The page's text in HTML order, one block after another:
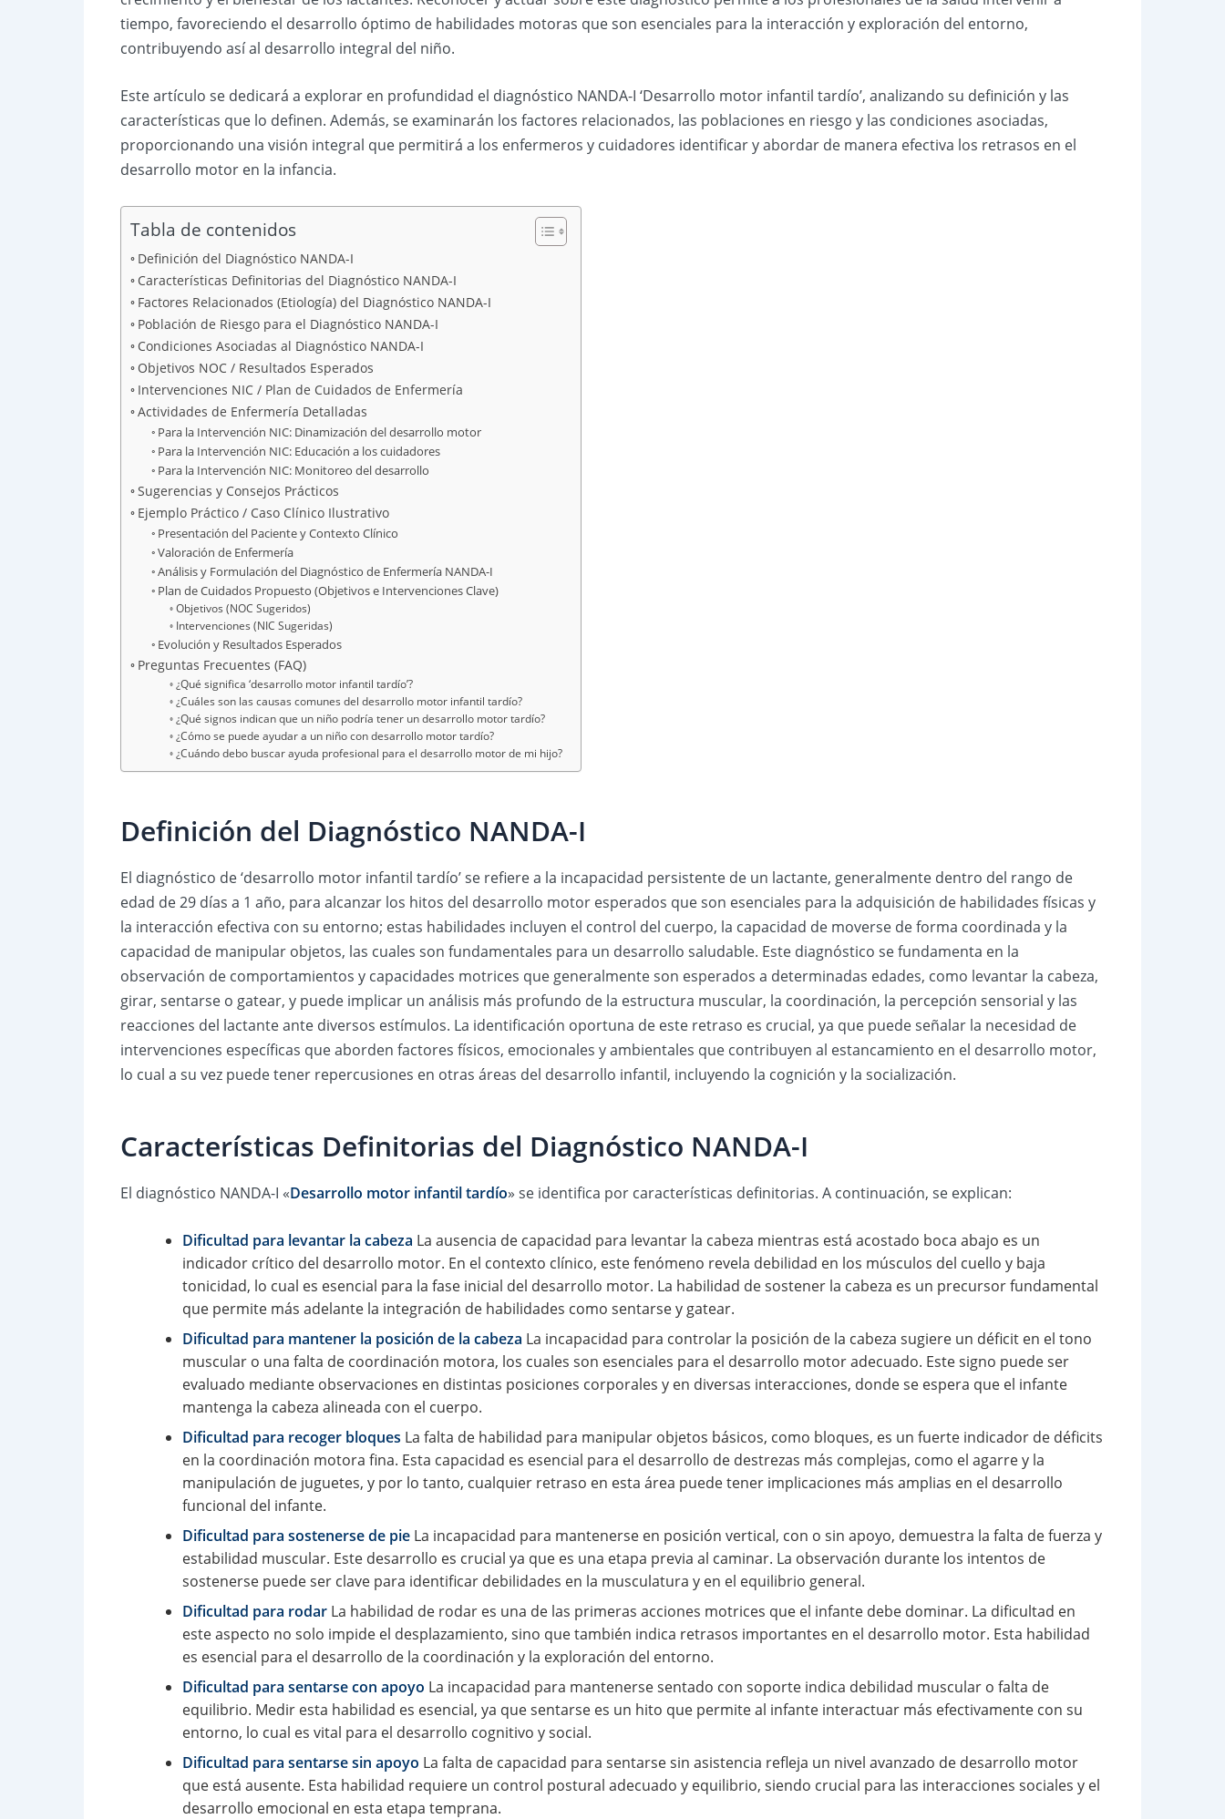
tiempo, favoreciendo el desarrollo óptimo de habilidades motoras que son esenciales para la interacción y exploración del entorno,
contribuyendo así al desarrollo integral del niño.
Este artículo se dedicará a explorar en profundidad el diagnóstico NANDA-I ‘Desarrollo motor infantil tardío’, analizando su definición y las
características que lo definen. Además, se examinarán los factores relacionados, las poblaciones en riesgo y las condiciones asociadas,
proporcionando una visión integral que permitirá a los enfermeros y cuidadores identificar y abordar de manera efectiva los retrasos en el
desarrollo motor en la infancia.
Tabla de contenidos
Definición del Diagnóstico NANDA-I
Características Definitorias del Diagnóstico NANDA-I
Factores Relacionados (Etiología) del Diagnóstico NANDA-I
Población de Riesgo para el Diagnóstico NANDA-I
Condiciones Asociadas al Diagnóstico NANDA-I
Objetivos NOC / Resultados Esperados
Intervenciones NIC / Plan de Cuidados de Enfermería
Actividades de Enfermería Detalladas
Para la Intervención NIC: Dinamización del desarrollo motor
Para la Intervención NIC: Educación a los cuidadores
Para la Intervención NIC: Monitoreo del desarrollo
Sugerencias y Consejos Prácticos
Ejemplo Práctico / Caso Clínico Ilustrativo
Presentación del Paciente y Contexto Clínico
Valoración de Enfermería
Análisis y Formulación del Diagnóstico de Enfermería NANDA-I
Plan de Cuidados Propuesto (Objetivos e Intervenciones Clave)
Objetivos (NOC Sugeridos)
Intervenciones (NIC Sugeridas)
Evolución y Resultados Esperados
Preguntas Frecuentes (FAQ)
¿Qué significa ‘desarrollo motor infantil tardío’?
¿Cuáles son las causas comunes del desarrollo motor infantil tardío?
¿Qué signos indican que un niño podría tener un desarrollo motor tardío?
¿Cómo se puede ayudar a un niño con desarrollo motor tardío?
¿Cuándo debo buscar ayuda profesional para el desarrollo motor de mi hijo?
Definición del Diagnóstico NANDA-I
El diagnóstico de ‘desarrollo motor infantil tardío’ se refiere a la incapacidad persistente de un lactante, generalmente dentro del rango de
edad de 29 días a 1 año, para alcanzar los hitos del desarrollo motor esperados que son esenciales para la adquisición de habilidades físicas y
la interacción efectiva con su entorno; estas habilidades incluyen el control del cuerpo, la capacidad de moverse de forma coordinada y la
capacidad de manipular objetos, las cuales son fundamentales para un desarrollo saludable. Este diagnóstico se fundamenta en la
observación de comportamientos y capacidades motrices que generalmente son esperados a determinadas edades, como levantar la cabeza,
girar, sentarse o gatear, y puede implicar un análisis más profundo de la estructura muscular, la coordinación, la percepción sensorial y las
reacciones del lactante ante diversos estímulos. La identificación oportuna de este retraso es crucial, ya que puede señalar la necesidad de
intervenciones específicas que aborden factores físicos, emocionales y ambientales que contribuyen al estancamiento en el desarrollo motor,
lo cual a su vez puede tener repercusiones en otras áreas del desarrollo infantil, incluyendo la cognición y la socialización.
Características Definitorias del Diagnóstico NANDA-I
El diagnóstico NANDA-I «Desarrollo motor infantil tardío» se identifica por características definitorias. A continuación, se explican:
Dificultad para levantar la cabeza La ausencia de capacidad para levantar la cabeza mientras está acostado boca abajo es un
indicador crítico del desarrollo motor. En el contexto clínico, este fenómeno revela debilidad en los músculos del cuello y baja
tonicidad, lo cual es esencial para la fase inicial del desarrollo motor. La habilidad de sostener la cabeza es un precursor fundamental
que permite más adelante la integración de habilidades como sentarse y gatear.
Dificultad para mantener la posición de la cabeza La incapacidad para controlar la posición de la cabeza sugiere un déficit en el tono
muscular o una falta de coordinación motora, los cuales son esenciales para el desarrollo motor adecuado. Este signo puede ser
evaluado mediante observaciones en distintas posiciones corporales y en diversas interacciones, donde se espera que el infante
mantenga la cabeza alineada con el cuerpo.
Dificultad para recoger bloques La falta de habilidad para manipular objetos básicos, como bloques, es un fuerte indicador de déficits
en la coordinación motora fina. Esta capacidad es esencial para el desarrollo de destrezas más complejas, como el agarre y la
manipulación de juguetes, y por lo tanto, cualquier retraso en esta área puede tener implicaciones más amplias en el desarrollo
funcional del infante.
Dificultad para sostenerse de pie La incapacidad para mantenerse en posición vertical, con o sin apoyo, demuestra la falta de fuerza y
estabilidad muscular. Este desarrollo es crucial ya que es una etapa previa al caminar. La observación durante los intentos de
sostenerse puede ser clave para identificar debilidades en la musculatura y en el equilibrio general.
Dificultad para rodar La habilidad de rodar es una de las primeras acciones motrices que el infante debe dominar. La dificultad en
este aspecto no solo impide el desplazamiento, sino que también indica retrasos importantes en el desarrollo motor. Esta habilidad
es esencial para el desarrollo de la coordinación y la exploración del entorno.
Dificultad para sentarse con apoyo La incapacidad para mantenerse sentado con soporte indica debilidad muscular o falta de
equilibrio. Medir esta habilidad es esencial, ya que sentarse es un hito que permite al infante interactuar más efectivamente con su
entorno, lo cual es vital para el desarrollo cognitivo y social.
Dificultad para sentarse sin apoyo La falta de capacidad para sentarse sin asistencia refleja un nivel avanzado de desarrollo motor
que está ausente. Esta habilidad requiere un control postural adecuado y equilibrio, siendo crucial para las interacciones sociales y el
desarrollo emocional en esta etapa temprana.